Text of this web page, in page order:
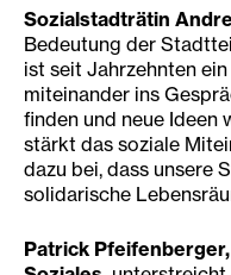
Sozialstadträtin
Bedeutung der
ist seit Jahrzehnten
miteinander ins
finden und neue Ideen
stärkt das soziale
dazu bei, dass unsere
solidarische
Patrick